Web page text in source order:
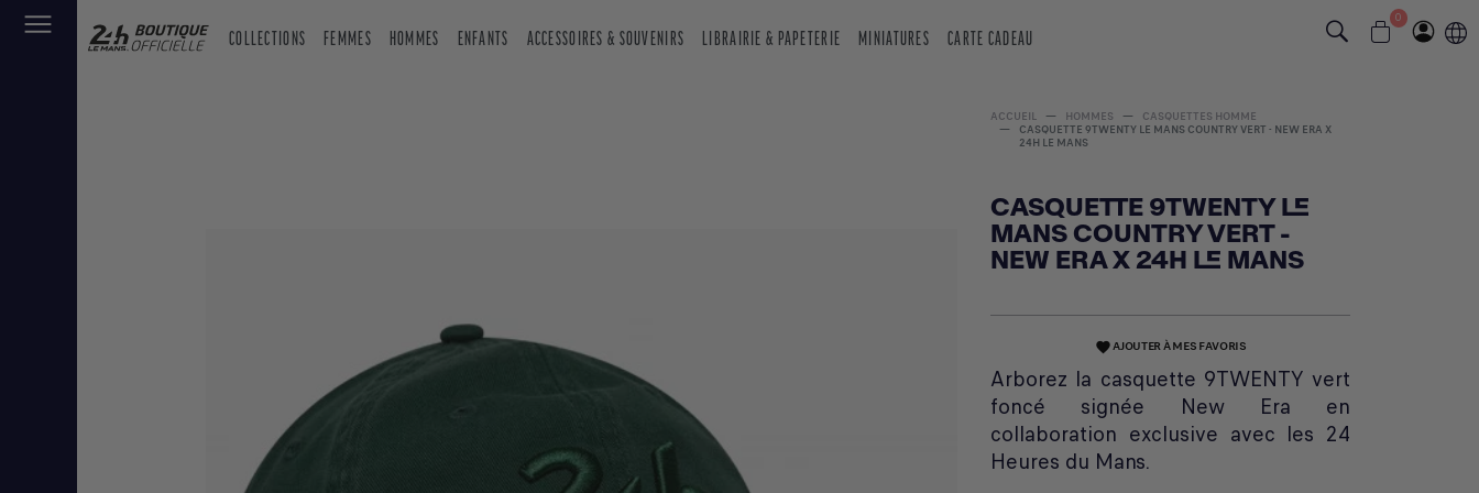
COLLECTIONS FEMMES HOMMES ENFANTS ACCESSOIRES & SOUVENIRS LIBRAIRIE & PAPETERIE MINIATURES CARTE CADEAU
0
ACCUEIL HOMMES
CASQUETTES HOMME
CASQUETTE 9TWENTY LE MANS COUNTRY VERT - NEW ERA X
24H LE MANS
CASQUETTE 9TWENTY LE
MANS COUNTRY VERT -
NEW ERA X 24H LE MANS
favoriteAJOUTER À MES FAVORIS
Arborez la casquette 9TWENTY vert
foncé signée New Era en
collaboration exclusive avec les 24
Heures du Mans.